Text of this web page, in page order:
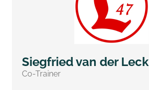
Siegfried van der Leck
Co-Trainer